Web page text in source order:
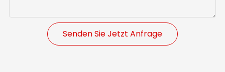
Senden Sie Jetzt Anfrage